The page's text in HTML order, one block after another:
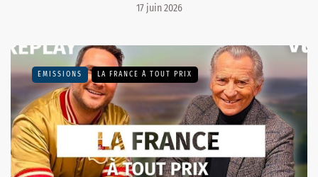
17 juin 2026
EMISSIONS LA FRANCE À TOUT PRIX